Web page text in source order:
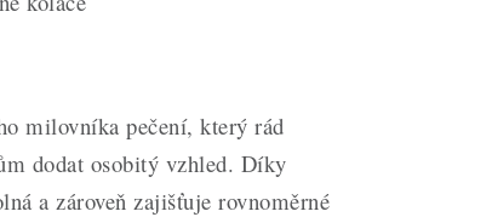
milovníka pečení, který rád
dodat osobitý vzhled. Díky
a zároveň zajišťuje rovnoměrné